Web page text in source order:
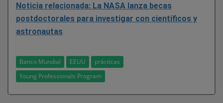
Noticia relacionada: La NASA lanza becas
postdoctorales para investigar con científicos y
astronautas
Banco Mundial EEUU
prácticas
Young Professionals Program